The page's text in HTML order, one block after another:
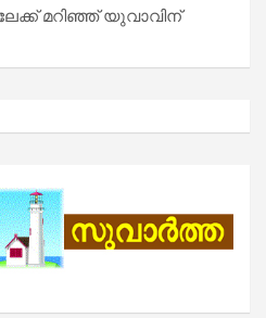
മറിഞ്ഞ് യുവാവിന്